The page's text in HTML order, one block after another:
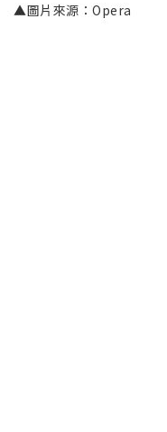
▲圖片來源：Opera